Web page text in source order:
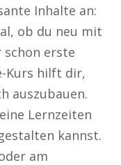
Inhalte an:
ob du neu mit
erste
Kurs hilft dir,
auszubauen.
Lernzeiten
kannst.
am